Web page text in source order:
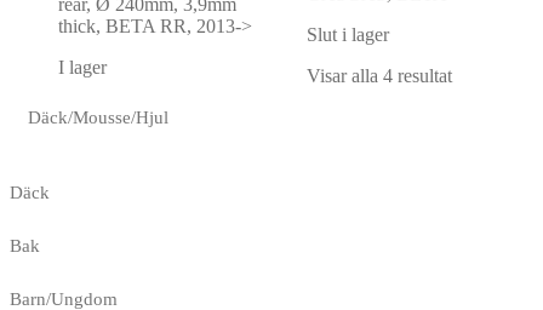
thick, BETA RR, 2013->
I lager
Slut i lager
Visar alla 4 resultat
Däck/Mousse/Hjul
Däck
Bak
Barn/Ungdom